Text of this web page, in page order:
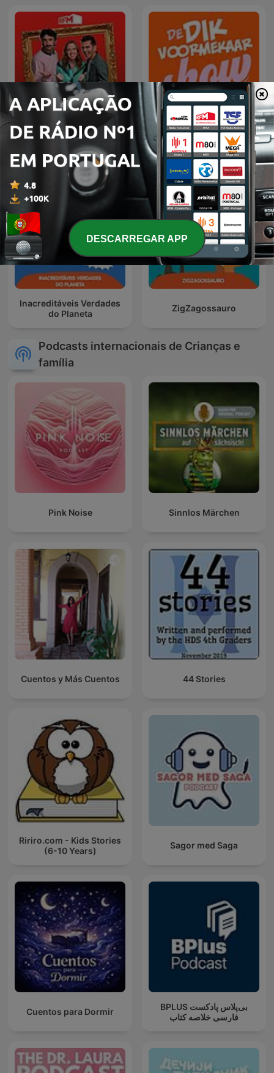
RFM - Café curto Dik Voormekaar Show
Inacreditáveis Verdades
do Planeta
ZigZagossauro
Podcasts internacionais de Crianças e
família
Pink Noise Sinnlos Märchen
Cuentos y Más Cuentos 44 Stories
Ririro.com - Kids Stories
(6-10 Years)
Sagor med Saga
Cuentos para Dormir
‌BPLUS بی‌پلاس پادکست
فارسی خلاصه کتاب
DESCARREGAR APP